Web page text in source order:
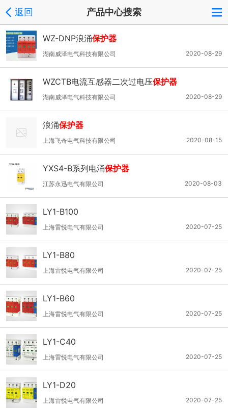
返回 产品中心搜索
WZ-DNP浪涌保护器
2020-08-29
湖南威泽电气科技有限公司
WZCTB电流互感器二次过电压保护器
2020-08-29
湖南威泽电气科技有限公司
浪涌保护器
2020-08-15
上海飞奇电气科技有限公司
YXS4-B系列电涌保护器
2020-08-03
江苏永迅电气有限公司
LY1-B100
2020-07-25
上海雷悦电气有限公司
LY1-B80
2020-07-25
上海雷悦电气有限公司
LY1-B60
2020-07-25
上海雷悦电气有限公司
LY1-C40
2020-07-25
上海雷悦电气有限公司
LY1-D20
2020-07-25
上海雷悦电气有限公司